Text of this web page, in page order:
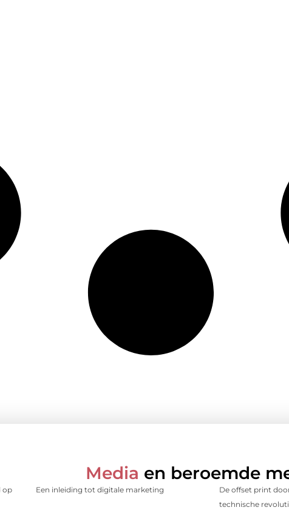
Media en beroemde
op
Een inleiding tot digitale marketing
De offset print
technische